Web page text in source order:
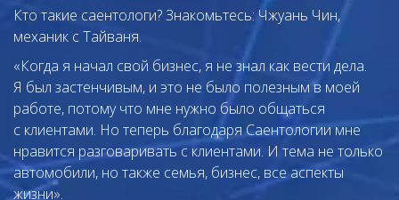
Кто такие саентологи? Знакомьтесь: Чжуань Чин,
механик с Тайваня.
«Когда я начал свой бизнес, я не знал как вести дела.
Я был застенчивым, и это не было полезным в моей
работе, потому что мне нужно было общаться
с клиентами. Но теперь благодаря Саентологии мне
нравится разговаривать с клиентами. И тема не только
автомобили, но также семья, бизнес, все аспекты
жизни».